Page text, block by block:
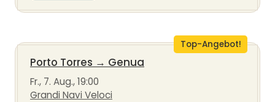
Top-Angebot!
Porto Torres → Genua
Fr., 7. Aug., 19:00
Grandi Navi Veloci